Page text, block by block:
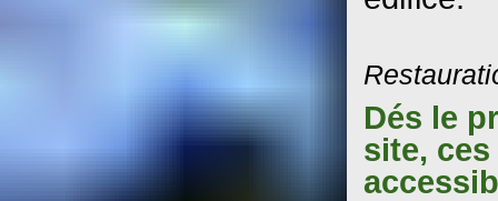
Dés le
site,